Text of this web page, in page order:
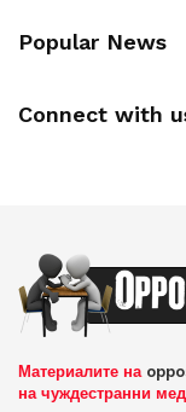
Popular News
Connect with
Материалите на
на чуждестранни